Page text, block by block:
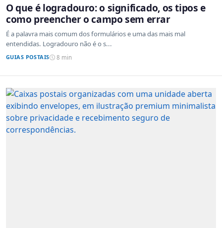
O que é logradouro: o significado, os tipos e
como preencher o campo sem errar
É a palavra mais comum dos formulários e uma das mais mal
entendidas. Logradouro não é o s...
GUIAS POSTAIS 8 min